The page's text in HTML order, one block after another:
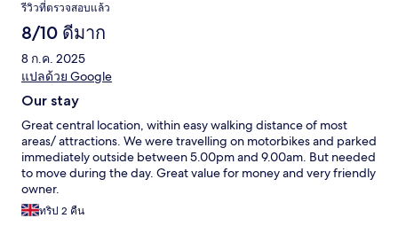
รีวิวที่ตรวจสอบแล้ว
8/10 ดีมาก
8 ก.ค. 2025
แปลด้วย Google
Our stay
Great central location, within easy walking distance of most
areas/ attractions. We were travelling on motorbikes and parked
immediately outside between 5.00pm and 9.00am. But needed
to move during the day. Great value for money and very friendly
owner.
ทริป 2 คืน